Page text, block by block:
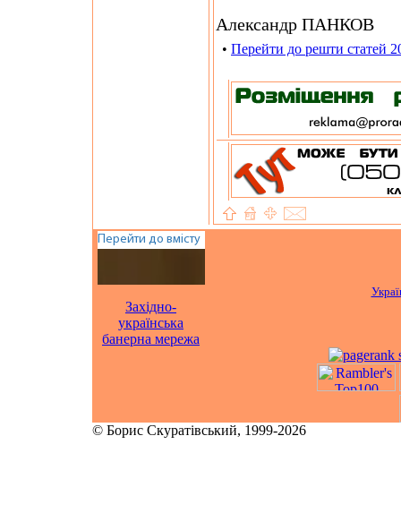
Александр ПАНКОВ
• Перейти до решти статей
Західно-
українська
банерна мережа
© Борис Скуратівський, 1999-2026